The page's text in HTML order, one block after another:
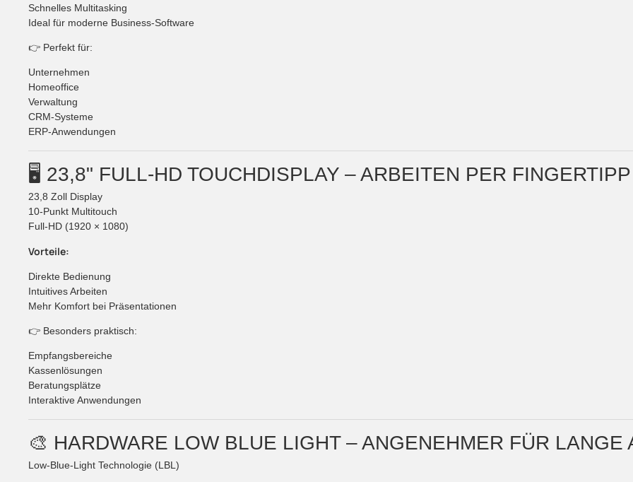
Schnelles Multitasking
Ideal für moderne Business-Software
👉 Perfekt für:
Unternehmen
Homeoffice
Verwaltung
CRM-Systeme
ERP-Anwendungen
🖥️ 23,8" FULL-HD TOUCHDISPLAY – ARBEITEN PER FINGERTIPP
23,8 Zoll Display
10-Punkt Multitouch
Full-HD (1920 × 1080)
Vorteile:
Direkte Bedienung
Intuitives Arbeiten
Mehr Komfort bei Präsentationen
👉 Besonders praktisch:
Empfangsbereiche
Kassenlösungen
Beratungsplätze
Interaktive Anwendungen
🎨 HARDWARE LOW BLUE LIGHT – ANGENEHMER FÜR LANGE
Low-Blue-Light Technologie (LBL)